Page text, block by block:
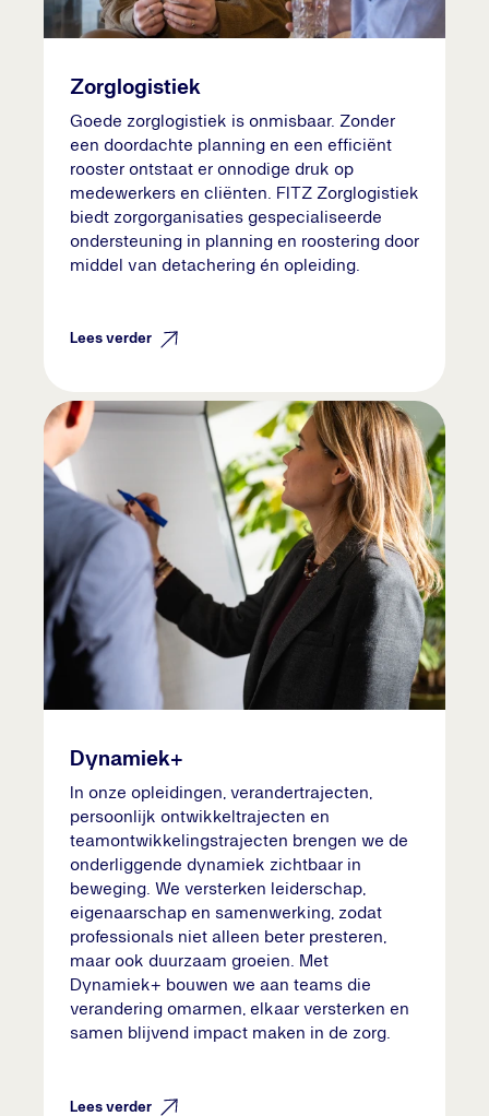
Zorglogistiek
Goede zorglogistiek is onmisbaar. Zonder
een doordachte planning en een efficiënt
rooster ontstaat er onnodige druk op
medewerkers en cliënten. FITZ Zorglogistiek
biedt zorgorganisaties gespecialiseerde
ondersteuning in planning en roostering door
middel van detachering én opleiding.
Lees verder
Dynamiek+
In onze opleidingen, verandertrajecten,
persoonlijk ontwikkeltrajecten en
teamontwikkelingstrajecten brengen we de
onderliggende dynamiek zichtbaar in
beweging. We versterken leiderschap,
eigenaarschap en samenwerking, zodat
professionals niet alleen beter presteren,
maar ook duurzaam groeien. Met
Dynamiek+ bouwen we aan teams die
verandering omarmen, elkaar versterken en
samen blijvend impact maken in de zorg.
Lees verder